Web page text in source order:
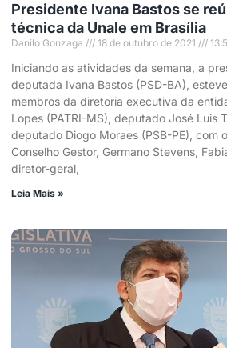
Presidente Ivana Bastos se
técnica da Unale em Brasília
Danilo Gonzaga 18 de outubro de 2021
Iniciando as atividades da semana, a
deputada Ivana Bastos (PSD-BA),
membros da diretoria executiva da
Lopes (PATRI-MS), deputado José Luis
deputado Diogo Moraes (PSB-PE), com
Conselho Gestor, Germano Stevens,
diretor-geral,
Leia Mais »